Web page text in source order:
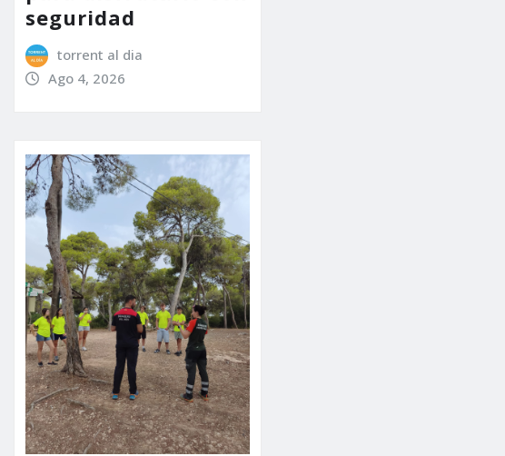
seguridad
torrent al dia
Ago 4, 2026